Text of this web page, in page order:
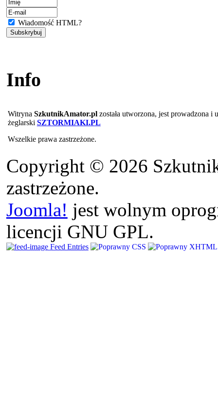
Wiadomość HTML?
Info
Witryna SzkutnikAmator.plzostała utworzona, jest prowadzona i
żeglarski SZTORMIAKI.PL
Wszelkie prawa zastrzeżone.
Copyright © 2026
zastrzeżone.
Joomla! jest wolnym
licencji GNU GPL.
Feed Entries